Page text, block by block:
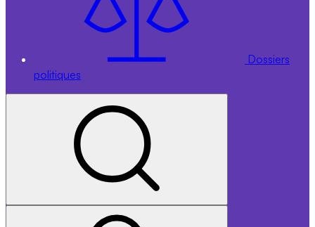
Dossiers
politiques